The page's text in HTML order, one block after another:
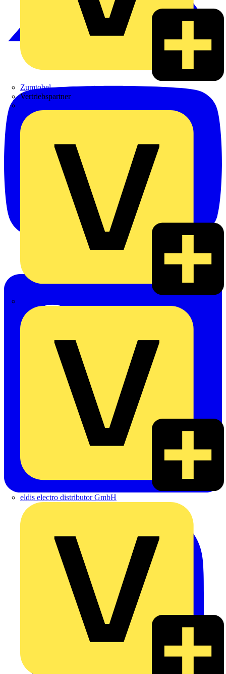
Zumtobel
Vertriebspartner
eldis electro distributor GmbH